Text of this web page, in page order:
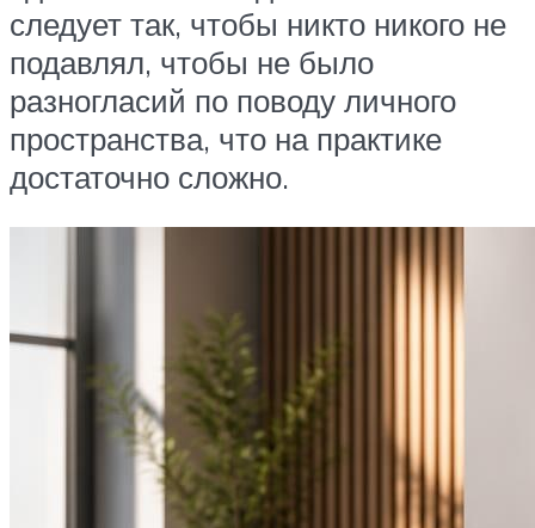
следует так, чтобы никто никого не
подавлял, чтобы не было
разногласий по поводу личного
пространства, что на практике
достаточно сложно.